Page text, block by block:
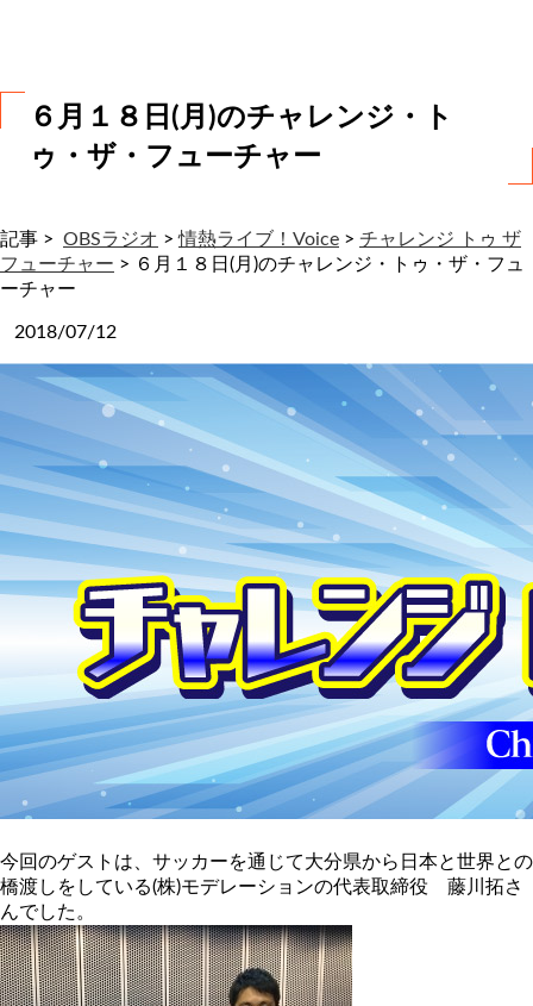
６月１８日(月)のチャレンジ・ト
ゥ・ザ・フューチャー
記事 > OBSラジオ >情熱ライブ！Voice > チャレンジ トゥ ザ
フューチャー > ６月１８日(月)のチャレンジ・トゥ・ザ・フュ
ーチャー
2018/07/12
今回のゲストは、サッカーを通じて大分県から日本と世界との
橋渡しをしている(株)モデレーションの代表取締役 藤川拓さ
んでした。